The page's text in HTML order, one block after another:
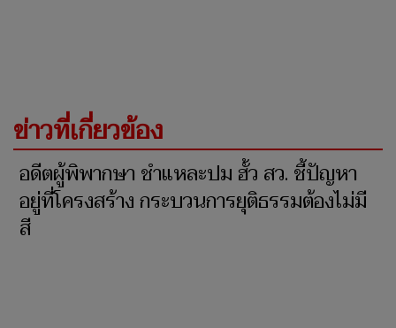
ข่าวที่เกี่ยวข้อง
อดีตผู้พิพากษา ชำแหละปม ฮั้ว สว. ชี้ปัญหา
อยู่ที่โครงสร้าง กระบวนการยุติธรรมต้องไม่มี
สี